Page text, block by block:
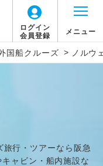
ログイン
会員登録
メニュー
国船クルーズ > ノルウ
旅行・ツアーなら阪急
ャビン・船内施設な